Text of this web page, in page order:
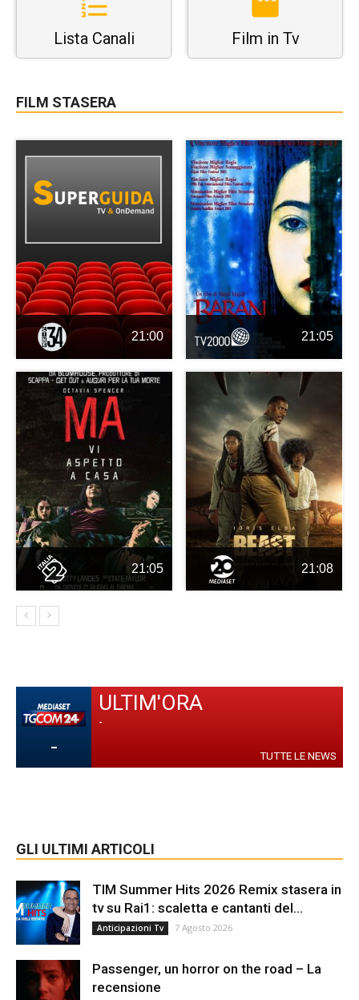
Lista Canali Film in Tv
FILM STASERA
21:00 21:05
21:05 21:08
-
ULTIM'ORA
-
TUTTE LE NEWS
GLI ULTIMI ARTICOLI
TIM Summer Hits 2026 Remix stasera in
tv su Rai1: scaletta e cantanti del...
Anticipazioni Tv 7 Agosto 2026
Passenger, un horror on the road – La
recensione